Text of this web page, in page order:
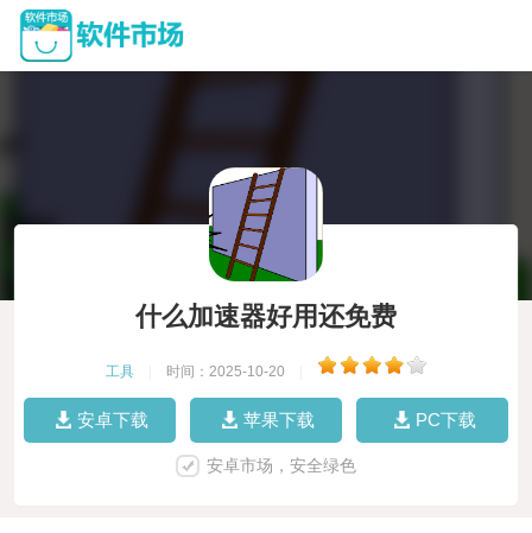
什么加速器好用还免费
工具 时间：2025-10-20
安卓下载 苹果下载 PC下载
安卓市场，安全绿色